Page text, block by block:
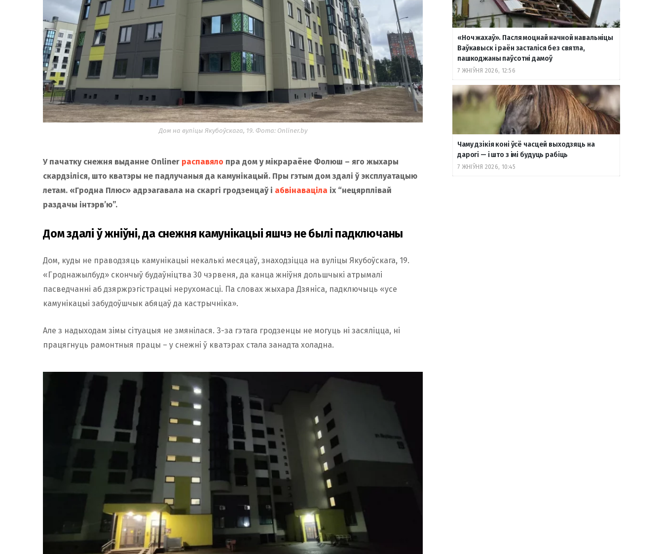
Дом на вуліцы Якубоўскага, 19. Фота: Onliner.by
У пачатку снежня выданне Onliner распавяло пра дом у мікрараёне Фолюш – яго жыхары
скардзіліся, што кватэры не падлучаныя да камунікацый. Пры гэтым дом здалі ў эксплуатацыю
летам. «Гродна Плюс» адрэагавала на скаргі гродзенцаў і абвінаваціла іх “нецярплівай
раздачы інтэрв’ю”.
Дом здалі ў жніўні, да снежня камунікацыі яшчэ не былі падключаны
Дом, куды не праводзяць камунікацыі некалькі месяцаў, знаходзіцца на вуліцы Якубоўскага, 19.
«Гроднажылбуд» скончыў будаўніцтва 30 чэрвеня, да канца жніўня дольшчыкі атрымалі
пасведчанні аб дзяржрэгістрацыі нерухомасці. Па словах жыхара Дзяніса, падключыць «усе
камунікацыі забудоўшчык абяцаў да кастрычніка».
Але з надыходам зімы сітуацыя не змянілася. З-за гэтага гродзенцы не могуць ні засяліцца, ні
працягнуць рамонтныя працы – у снежні ў кватэрах стала занадта холадна.
«Ноч жахаў». Пасля моцнай начной навальніцы
Ваўкавыск і раён засталіся без святла,
пашкоджаны паўсотні дамоў
7 ЖНІЎНЯ 2026, 12:56
Чаму дзікія коні ўсё часцей выходзяць на
дарогі — і што з імі будуць рабіць
7 ЖНІЎНЯ 2026, 10:45